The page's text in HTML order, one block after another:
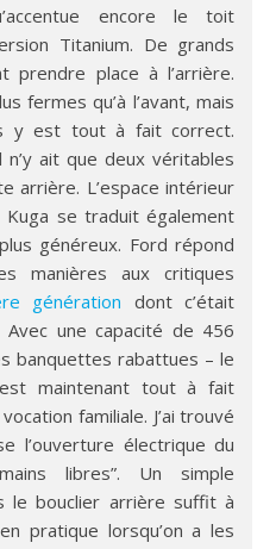
encore le toit
Titanium. De grands
prendre place à l’arrière.
fermes qu’à l’avant, mais
y est tout à fait correct.
n’y ait que deux véritables
arrière. L’espace intérieur
se traduit également
généreux. Ford répond
manières aux critiques
génération dont c’était
une capacité de 456
banquettes rabattues – le
maintenant tout à fait
familiale. J’ai trouvé
l’ouverture électrique du
libres”. Un simple
le bouclier arrière suffit à
pratique lorsqu’on a les